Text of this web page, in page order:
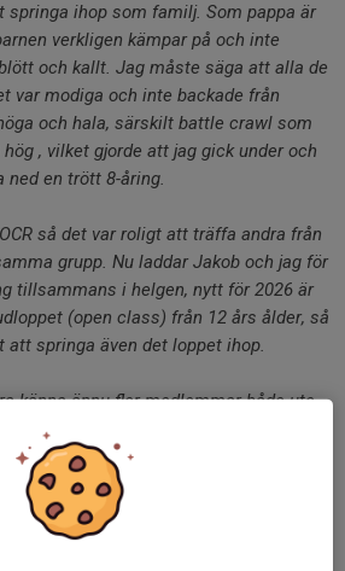
ihop som familj. Som pappa är
verkligen kämpar på och inte
och kallt. Jag måste säga att alla de
var modiga och inte backade från
och hala, särskilt battle crawl som
, vilket gjorde att jag gick under och
ned en trött 8-åring.
så det var roligt att träffa andra från
grupp. Nu laddar Jakob och jag för
tillsammans i helgen, nytt för 2026 är
(open class) från 12 års ålder, så
springa även det loppet ihop.
känna ännu fler medlemmar både ute
olika lopp framöver"
Warrior 4km och berättar
Det mesta var halt. Men det var
Banan var en rolig kombination av